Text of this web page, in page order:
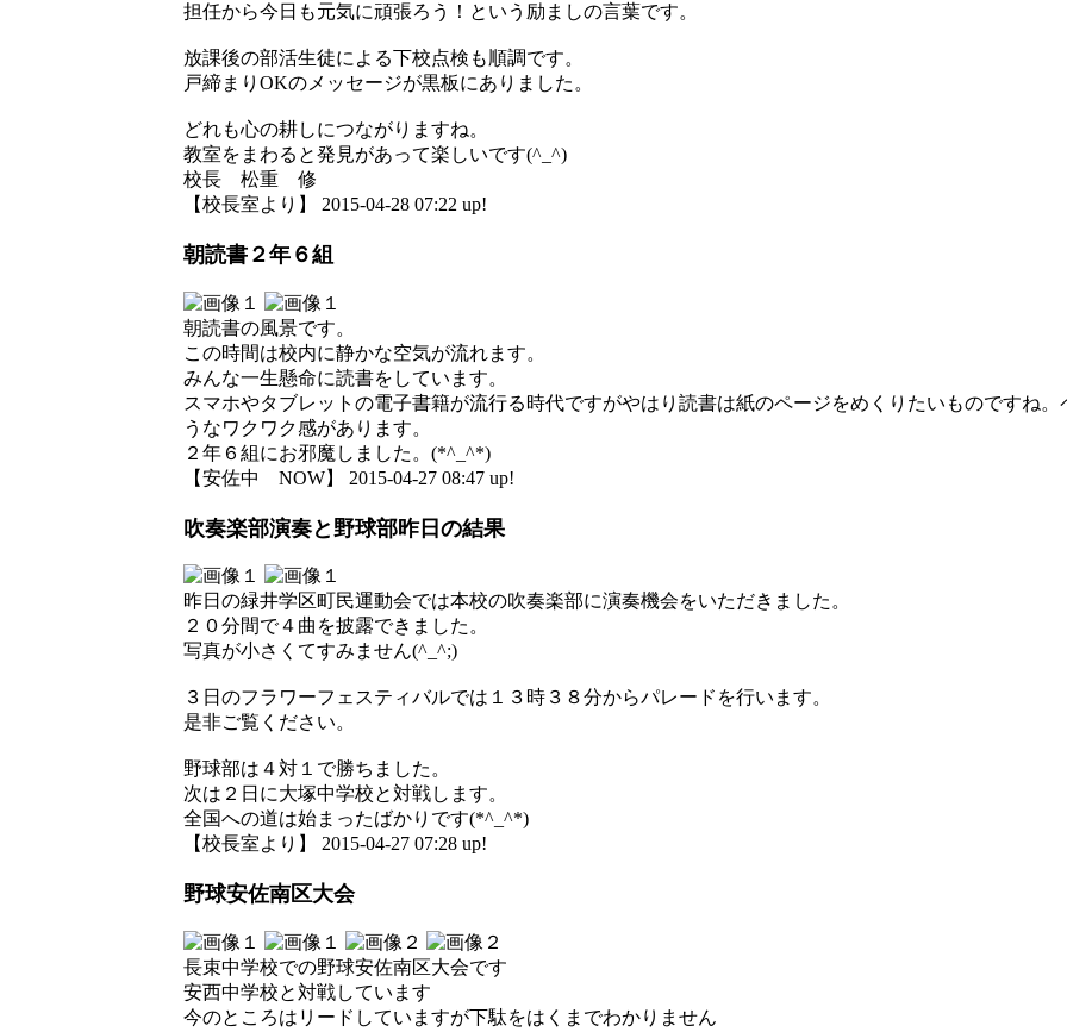
担任から今日も元気に頑張ろう！という励ましの言葉です。
放課後の部活生徒による下校点検も順調です。
戸締まりOKのメッセージが黒板にありました。
どれも心の耕しにつながりますね。
教室をまわると発見があって楽しいです(^_^)
校長 松重 修
【校長室より】 2015-04-28 07:22 up!
朝読書２年６組
朝読書の風景です。
この時間は校内に静かな空気が流れます。
みんな一生懸命に読書をしています。
スマホやタブレットの電子書籍が流行る時代ですがやはり読書は紙のページをめくりたいものですね
うなワクワク感があります。
２年６組にお邪魔しました。(*^_^*)
【安佐中 NOW】 2015-04-27 08:47 up!
吹奏楽部演奏と野球部昨日の結果
昨日の緑井学区町民運動会では本校の吹奏楽部に演奏機会をいただきました。
２０分間で４曲を披露できました。
写真が小さくてすみません(^_^;)
３日のフラワーフェスティバルでは１３時３８分からパレードを行います。
是非ご覧ください。
野球部は４対１で勝ちました。
次は２日に大塚中学校と対戦します。
全国への道は始まったばかりです(*^_^*)
【校長室より】 2015-04-27 07:28 up!
野球安佐南区大会
長束中学校での野球安佐南区大会です
安西中学校と対戦しています
今のところはリードしていますが下駄をはくまでわかりません